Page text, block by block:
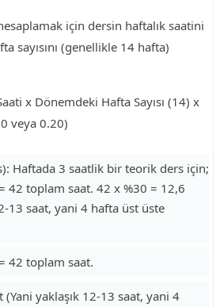
hesaplamak için dersin haftalık saatini
sayısını (genellikle 14 hafta)
x Dönemdeki Hafta Sayısı (14) x
veya 0.20)
Haftada 3 saatlik bir teorik ders için;
42 toplam saat. 42 x %30 = 12,6
13 saat, yani 4 hafta üst üste
42 toplam saat.
yaklaşık 12-13 saat, yani 4